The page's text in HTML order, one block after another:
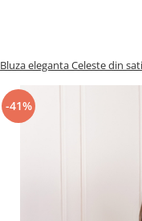
Bluza eleganta Celeste din
-41%